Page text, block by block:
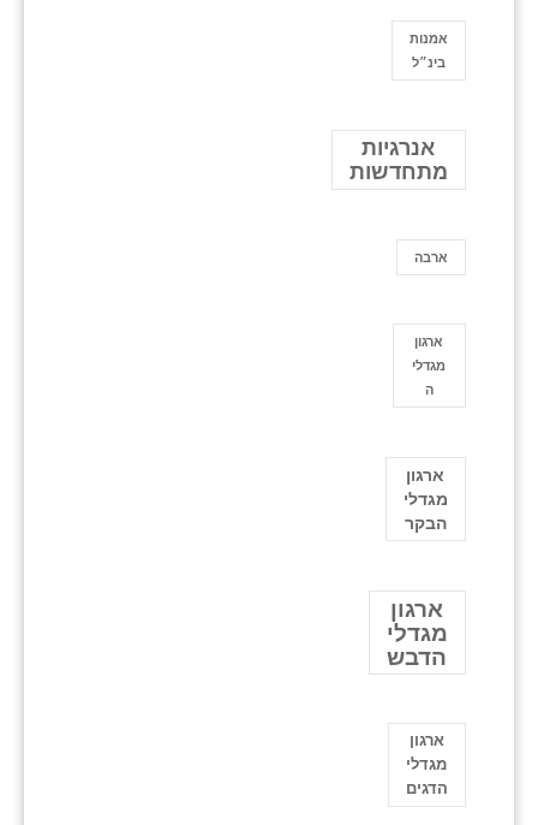
אמנות
בינ״ל
אנרגיות
מתחדשות
ארבה
ארגון
מגדלי
ה
ארגון
מגדלי
הבקר
ארגון
מגדלי
הדבש
ארגון
מגדלי
הדגים